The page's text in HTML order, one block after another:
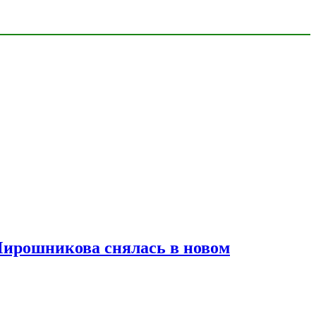
снялась в новом